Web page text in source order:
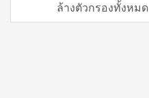
ล้างตัวกรองทั้งหมด